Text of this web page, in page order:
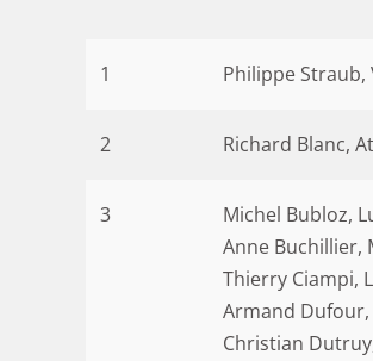
1 Philippe Straub,
2 Richard Blanc,
3
Michel Bubloz,
Anne Buchillier,
Thierry Ciampi,
Armand
Christian